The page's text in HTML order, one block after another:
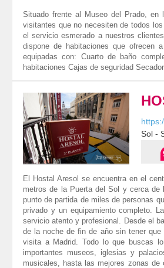
Situado frente al Museo del Prado, en
visitantes que no necesiten de todos
el servicio esmerado a nuestros
dispone de habitaciones que ofrecen
equipadas con: Cuarto de baño
habitaciones Cajas de seguridad
Sol -
El Hostal Aresol se encuentra en el
metros de la Puerta del Sol y cerca
punto de partida de miles de personas
privado y un equipamiento completo.
servicio atento y profesional. Desde el
de la noche de fin de año sin tener
visita a Madrid. Todo lo que buscas
importantes museos, iglesias y
musicales, hasta las mejores zonas de